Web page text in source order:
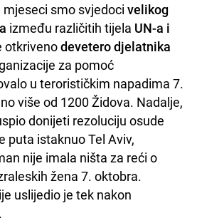
smo svjedoci velikog
između različitih tijela UN-a i
otkrivenodevetero djelatnika
za pomoć
u terorističkim napadima 7.
više od 1200 Židova. Nadalje,
donijeti rezoluciju osude
puta istaknuo Tel Aviv,
nije imala ništa za reći o
žena 7. oktobra.
uslijedio je tek nakon